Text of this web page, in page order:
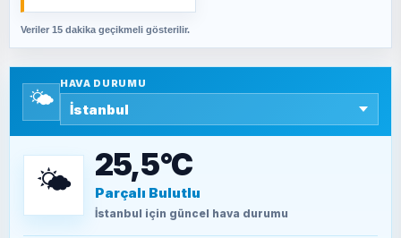
SAVAŞ ŞAHİN
SEYFULLAH ÇİÇEK
TEOMAN ALPASLAN
Kütahya-Eskişehir Muharebeleri (10-24
Veriler 15 dakika geçikmeli gösterilir.
🌤️
HAVA DURUMU
🌤️ 25,5°C
Parçalı Bulutlu
İstanbul için güncel hava durumu